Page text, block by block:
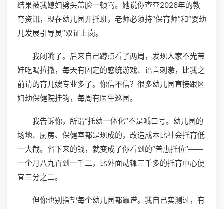
结果被我媳妇劈头盖脸一顿骂。她说你查查2026年的教
育资讯，现在幼儿园开托班，老师必须持“保育师”和“婴幼
儿发展引导员”双证上岗。
我闭嘴了。后来自己蹲点看了两周，发现人家不光带
娃吃喝拉撒，每天有固定的感统游戏、语言刺激，比我之
前请的育儿嫂专业多了。你信不信？很多幼儿园直接跟区
妇幼保健院挂钩，每周有医生巡园。
我告诉你，所谓“托幼一体化”不是喊口号。幼儿园的
场地、厨房、保健室都是现成的，改造成本比社会托育低
一大截。省下来的钱，就变成了你看到的“普惠托位”——
一个月八九百到一千二，比外面动辄三千多的托育中心便
宜三分之二。
但你也别指望每个幼儿园都靠谱。我自己实测过，有